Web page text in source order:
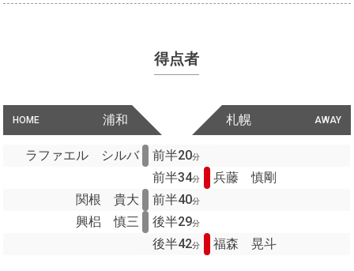
得点者
HOME 浦和 AWAY
札幌
ラファエル シルバ 前半20分
前半34分
兵藤 慎剛
関根 貴大
前半40分
興梠 慎三 後半29分
後半42分 福森 晃斗